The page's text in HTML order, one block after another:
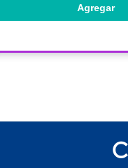
Agregar